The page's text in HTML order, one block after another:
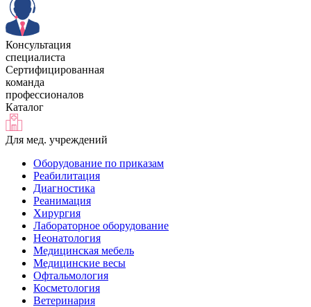
Консультация
специалиста
Сертифицированная
команда
профессионалов
Каталог
Для мед. учреждений
Оборудование по приказам
Реабилитация
Диагностика
Реанимация
Хирургия
Лабораторное оборудование
Неонатология
Медицинская мебель
Медицинские весы
Офтальмология
Косметология
Ветеринария